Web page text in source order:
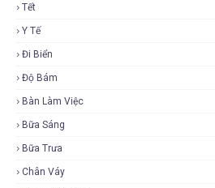
Tết
Y Tế
Đi Biển
Độ Bám
Bàn Làm Việc
Bữa Sáng
Bữa Trưa
Chân Váy